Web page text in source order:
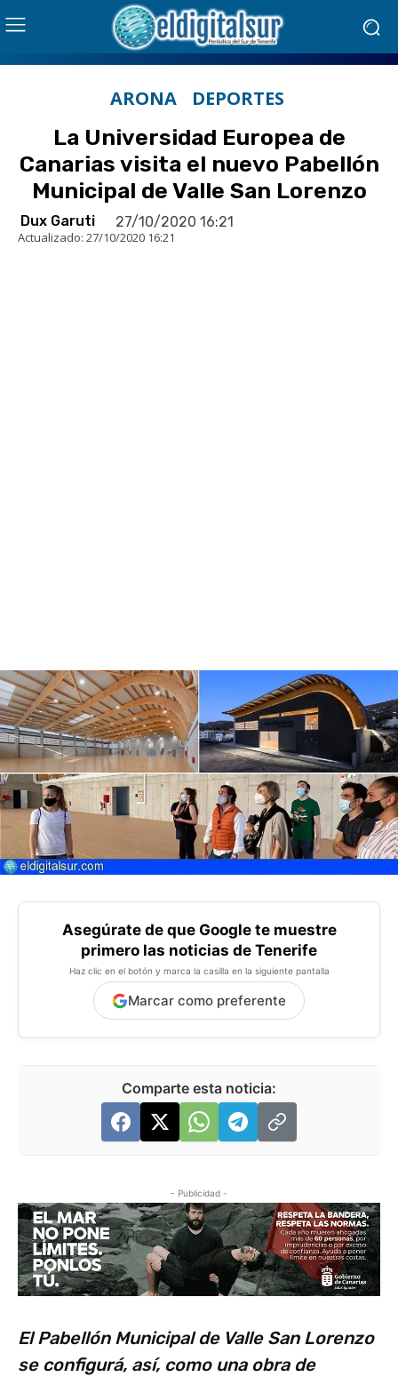
ARONA DEPORTES
La Universidad Europea de
Canarias visita el nuevo Pabellón
Municipal de Valle San Lorenzo
Dux Garuti 27/10/2020 16:21
Actualizado: 27/10/2020 16:21
Asegúrate de que Google te muestre
primero las noticias de Tenerife
Haz clic en el botón y marca la casilla en la siguiente pantalla
Marcar como preferente
Comparte esta noticia:
- Publicidad -
El Pabellón Municipal de Valle San Lorenzo
se configurá, así, como una obra de